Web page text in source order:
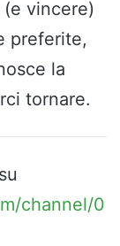
vincere)
preferite,
la
tornare.
channel/0